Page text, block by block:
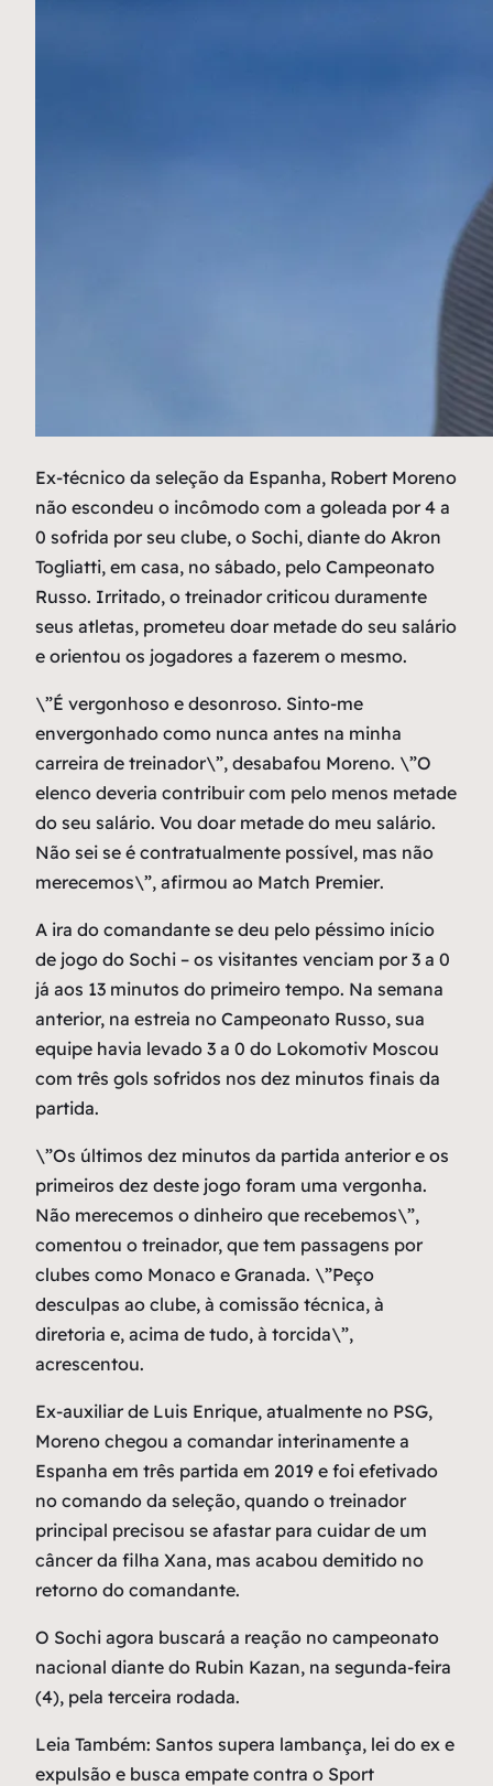
Ex-técnico da seleção da Espanha, Robert Moreno
não escondeu o incômodo com a goleada por 4 a
0 sofrida por seu clube, o Sochi, diante do Akron
Togliatti, em casa, no sábado, pelo Campeonato
Russo. Irritado, o treinador criticou duramente
seus atletas, prometeu doar metade do seu salário
e orientou os jogadores a fazerem o mesmo.
\”É vergonhoso e desonroso. Sinto-me
envergonhado como nunca antes na minha
carreira de treinador\”, desabafou Moreno. \”O
elenco deveria contribuir com pelo menos metade
do seu salário. Vou doar metade do meu salário.
Não sei se é contratualmente possível, mas não
merecemos\”, afirmou ao Match Premier.
A ira do comandante se deu pelo péssimo início
de jogo do Sochi – os visitantes venciam por 3 a 0
já aos 13 minutos do primeiro tempo. Na semana
anterior, na estreia no Campeonato Russo, sua
equipe havia levado 3 a 0 do Lokomotiv Moscou
com três gols sofridos nos dez minutos finais da
partida.
\”Os últimos dez minutos da partida anterior e os
primeiros dez deste jogo foram uma vergonha.
Não merecemos o dinheiro que recebemos\”,
comentou o treinador, que tem passagens por
clubes como Monaco e Granada. \”Peço
desculpas ao clube, à comissão técnica, à
diretoria e, acima de tudo, à torcida\”,
acrescentou.
Ex-auxiliar de Luis Enrique, atualmente no PSG,
Moreno chegou a comandar interinamente a
Espanha em três partida em 2019 e foi efetivado
no comando da seleção, quando o treinador
principal precisou se afastar para cuidar de um
câncer da filha Xana, mas acabou demitido no
retorno do comandante.
O Sochi agora buscará a reação no campeonato
nacional diante do Rubin Kazan, na segunda-feira
(4), pela terceira rodada.
Leia Também: Santos supera lambança, lei do ex e
expulsão e busca empate contra o Sport